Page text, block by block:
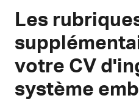
Les
votre CV
système